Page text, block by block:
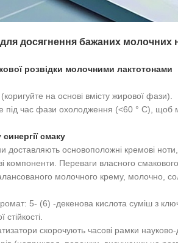
досягнення бажаних молочних
розвідки молочними лактотонами
на основі вмісту жирової фази).
під час фази охолодження (<60 ° C), щоб
смаку
доставляють основоположні кремові
компоненти. Переваги власного
молочного крему, молочно,
5- (6) -декенова кислота суміш з
скорочують часові рамки